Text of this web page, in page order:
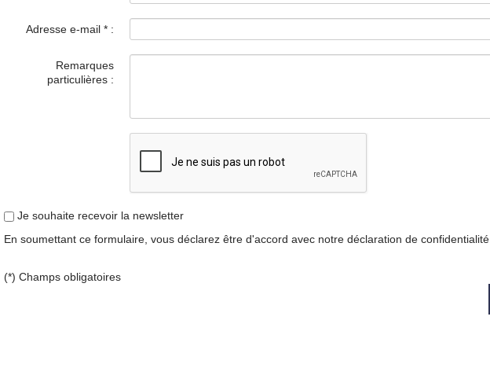
Adresse e-mail * :
Remarques
particulières :
Je souhaite recevoir la newsletter
En soumettant ce formulaire, vous déclarez être d'accord avec notre déclaration de confidentialité
(*) Champs obligatoires